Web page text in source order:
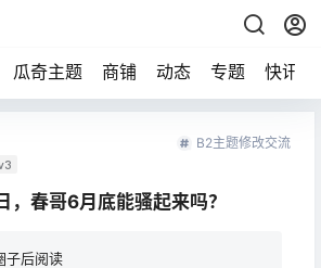
瓜奇主题 商铺 动态 专题 快讯
B2主题修改交流
春哥6月底能骚起来吗？
子后阅读